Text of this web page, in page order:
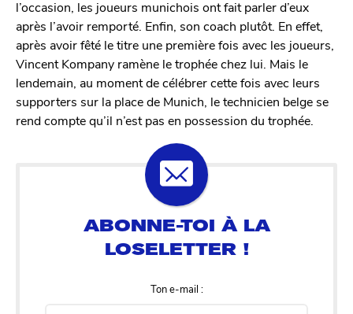
l’occasion, les joueurs munichois ont fait parler d’eux
après l’avoir remporté. Enfin, son coach plutôt. En effet,
après avoir fêté le titre une première fois avec les joueurs,
Vincent Kompany ramène le trophée chez lui. Mais le
lendemain, au moment de célébrer cette fois avec leurs
supporters sur la place de Munich, le technicien belge se
rend compte qu’il n’est pas en possession du trophée.
Ton e-mail :